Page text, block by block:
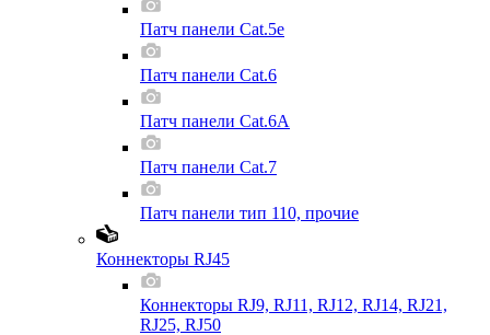
Патч панели Cat.5e
Патч панели Cat.6
Патч панели Cat.6A
Патч панели Cat.7
Патч панели тип 110, прочие
Коннекторы RJ45
Коннекторы RJ9, RJ11, RJ12, RJ14, RJ21,
RJ25, RJ50